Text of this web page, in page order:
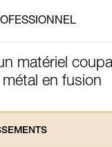
matériel
en fusion